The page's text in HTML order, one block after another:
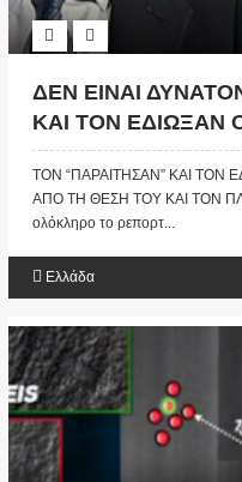
ΔΕΝ ΕΙΝΑΙ
ΚΑΙ ΤΟΝ
ΔΙΩΞΟΥΝ ΑΠΟ ΤΗ
ΠΛΟΙΑΡΧΟ ΤΟΥ
ΤΟΝ “ΠΑΡΑΙΤΗΣΑΝ” ΚΑΙ ΤΟΝ
ΑΠΟ ΤΗ ΘΕΣΗ ΤΟΥ ΚΑΙ ΤΟΝ
ολόκληρο το ρεπορτ...
Ελλάδα